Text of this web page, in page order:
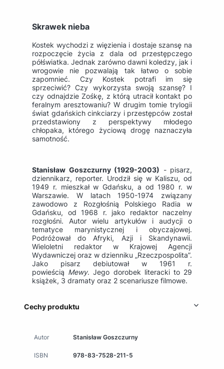
Skrawek nieba
Kostek wychodzi z więzienia i dostaje szansę na
rozpoczęcie życia z dala od przestępczego
półświatka. Jednak zarówno dawni koledzy, jak i
wrogowie nie pozwalają tak łatwo o sobie
zapomnieć. Czy Kostek potrafi im się
sprzeciwić? Czy wykorzysta swoją szansę? I
czy odnajdzie Zośkę, z którą utracił kontakt po
feralnym aresztowaniu? W drugim tomie trylogii
świat gdańskich cinkciarzy i przestępców został
przedstawiony z perspektywy młodego
chłopaka, którego życiową drogę naznaczyła
samotność.
Stanisław Goszczurny (1929-2003) - pisarz,
dziennikarz, reporter. Urodził się w Kaliszu, od
1949 r. mieszkał w Gdańsku, a od 1980 r. w
Warszawie. W latach 1950-1974 związany
zawodowo z Rozgłośnią Polskiego Radia w
Gdańsku, od 1968 r. jako redaktor naczelny
rozgłośni. Autor wielu artykułów i audycji o
tematyce marynistycznej i obyczajowej.
Podróżował do Afryki, Azji i Skandynawii.
Wieloletni redaktor w Krajowej Agencji
Wydawniczej oraz w dzienniku „Rzeczpospolita”.
Jako pisarz debiutował w 1961 r.
powieścią Mewy. Jego dorobek literacki to 29
książek, 3 dramaty oraz 2 scenariusze filmowe.
Cechy produktu
Autor Stanisław Goszczurny
ISBN 978-83-7528-211-5